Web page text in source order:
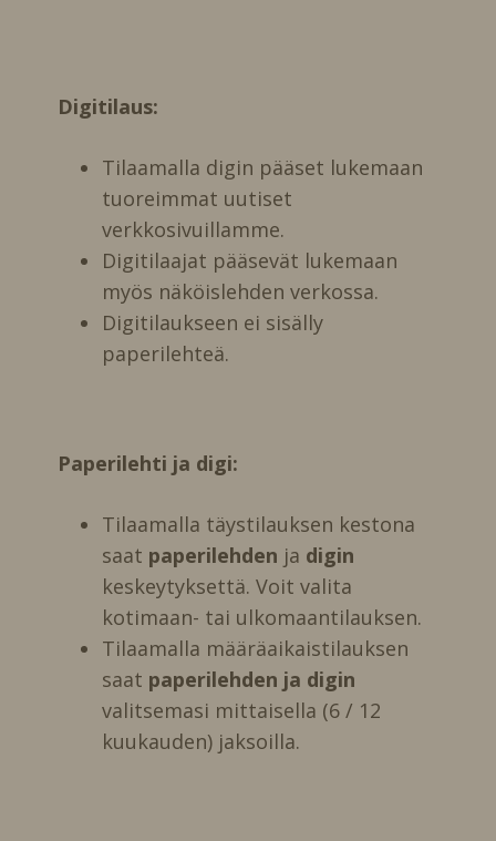
Digitilaus:
Tilaamalla digin pääset lukemaan
tuoreimmat uutiset
verkkosivuillamme.
Digitilaajat pääsevät lukemaan
myös näköislehden verkossa.
Digitilaukseen ei sisälly
paperilehteä.
Paperilehti ja digi:
Tilaamalla täystilauksen kestona
saat paperilehden ja digin
keskeytyksettä. Voit valita
kotimaan- tai ulkomaantilauksen.
Tilaamalla määräaikaistilauksen
saat paperilehden ja digin
valitsemasi mittaisella (6 / 12
kuukauden) jaksoilla.